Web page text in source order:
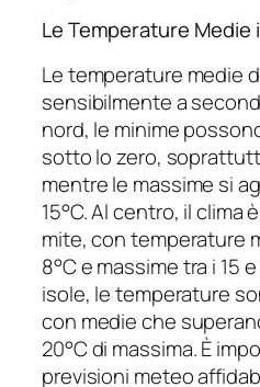
Le Temperature Medie
Le temperature medie
sensibilmente a
nord, le minime
sotto lo zero,
mentre le massime si
15°C. Al centro, il clima
mite, con temperature
8°C e massime tra i 15
isole, le temperature
con medie che
20°C di massima. È
previsioni meteo